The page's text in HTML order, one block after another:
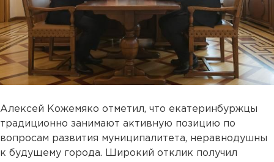
Алексей Кожемяко отметил, что екатеринбуржцы
традиционно занимают активную позицию по
вопросам развития муниципалитета, неравнодушны
к будущему города. Широкий отклик получил